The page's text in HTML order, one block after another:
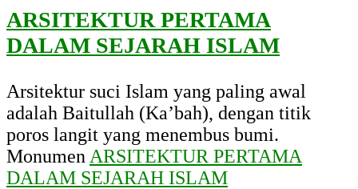
ARSITEKTUR PERTAMA
DALAM SEJARAH ISLAM
Arsitektur suci Islam yang paling awal
adalah Baitullah (Ka’bah), dengan titik
poros langit yang menembus bumi.
Monumen ARSITEKTUR PERTAMA
DALAM SEJARAH ISLAM